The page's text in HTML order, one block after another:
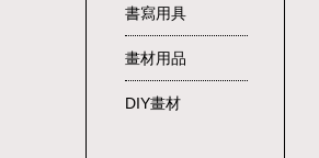
書寫用具
畫材用品
DIY畫材